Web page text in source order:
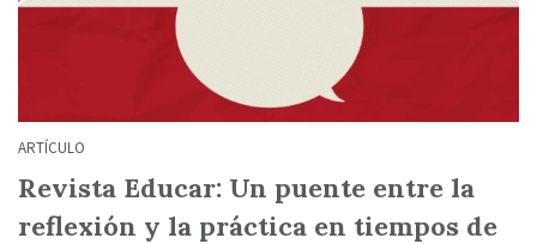
ARTÍCULO
Revista Educar: Un puente entre la
reflexión y la práctica en tiempos de